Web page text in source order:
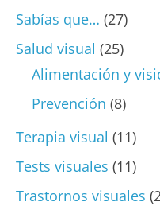
Sabías que… (27)
Salud visual (25)
Alimentación y
Prevención (8)
Terapia visual (11)
Tests visuales (11)
Trastornos visuales